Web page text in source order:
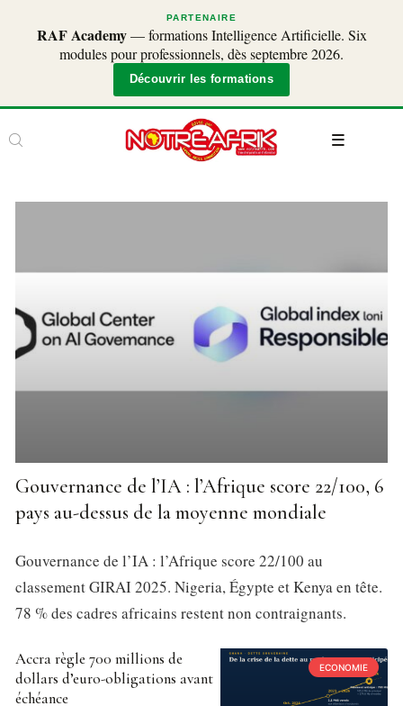
PARTENAIRE
RAF Academy— formations Intelligence Artificielle. Six
modules pour professionnels, dès septembre 2026.
Découvrir les formations
Gouvernance de l’IA : l’Afrique score 22/100, 6
pays au-dessus de la moyenne mondiale
Gouvernance de l’IA : l’Afrique score 22/100 au
classement GIRAI 2025. Nigeria, Égypte et Kenya en tête.
78 % des cadres africains restent non contraignants.
ECONOMIE
Accra règle 700 millions de
dollars d’euro-obligations avant
échéance